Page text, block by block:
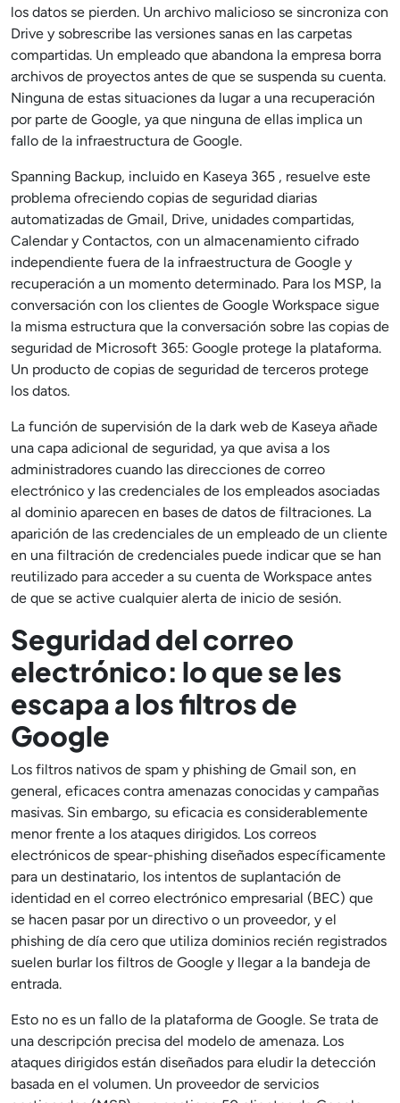
los datos se pierden. Un archivo malicioso se sincroniza con
Drive y sobrescribe las versiones sanas en las carpetas
compartidas. Un empleado que abandona la empresa borra
archivos de proyectos antes de que se suspenda su cuenta.
Ninguna de estas situaciones da lugar a una recuperación
por parte de Google, ya que ninguna de ellas implica un
fallo de la infraestructura de Google.
Spanning Backup, incluido en Kaseya 365 , resuelve este
problema ofreciendo copias de seguridad diarias
automatizadas de Gmail, Drive, unidades compartidas,
Calendar y Contactos, con un almacenamiento cifrado
independiente fuera de la infraestructura de Google y
recuperación a un momento determinado. Para los MSP, la
conversación con los clientes de Google Workspace sigue
la misma estructura que la conversación sobre las copias de
seguridad de Microsoft 365: Google protege la plataforma.
Un producto de copias de seguridad de terceros protege
los datos.
La función de supervisión de la dark web de Kaseya añade
una capa adicional de seguridad, ya que avisa a los
administradores cuando las direcciones de correo
electrónico y las credenciales de los empleados asociadas
al dominio aparecen en bases de datos de filtraciones. La
aparición de las credenciales de un empleado de un cliente
en una filtración de credenciales puede indicar que se han
reutilizado para acceder a su cuenta de Workspace antes
de que se active cualquier alerta de inicio de sesión.
Seguridad del correo
electrónico: lo que se les
escapa a los filtros de
Google
Los filtros nativos de spam y phishing de Gmail son, en
general, eficaces contra amenazas conocidas y campañas
masivas. Sin embargo, su eficacia es considerablemente
menor frente a los ataques dirigidos. Los correos
electrónicos de spear-phishing diseñados específicamente
para un destinatario, los intentos de suplantación de
identidad en el correo electrónico empresarial (BEC) que
se hacen pasar por un directivo o un proveedor, y el
phishing de día cero que utiliza dominios recién registrados
suelen burlar los filtros de Google y llegar a la bandeja de
entrada.
Esto no es un fallo de la plataforma de Google. Se trata de
una descripción precisa del modelo de amenaza. Los
ataques dirigidos están diseñados para eludir la detección
basada en el volumen. Un proveedor de servicios